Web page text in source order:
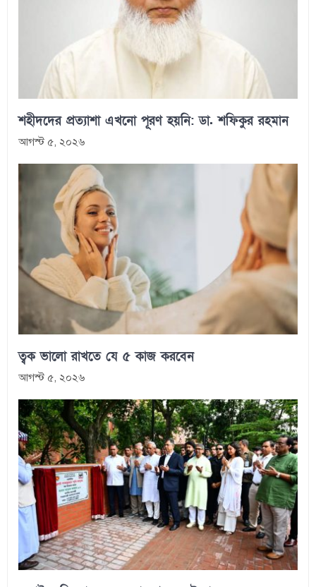
শহীদদের প্রত্যাশা এখনো পূরণ হয়নি: ডা. শফিকুর রহমান
আগস্ট ৫, ২০২৬
ত্বক ভালো রাখতে যে ৫ কাজ করবেন
আগস্ট ৫, ২০২৬